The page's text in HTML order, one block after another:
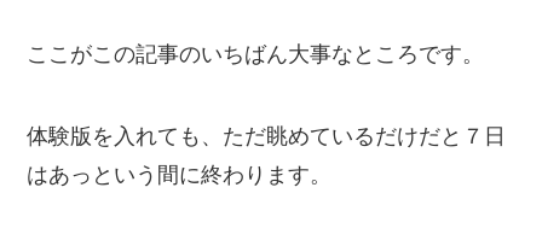
ここがこの記事のいちばん大事なところです。
体験版を入れても、ただ眺めているだけだと７日
はあっという間に終わります。